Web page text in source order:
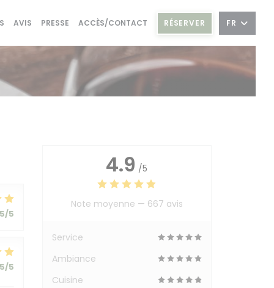
AVIS PRESSE ACCÈS/CONTACT RÉSERVER FR
/5
/5
4.9 /5
Note moyenne — 667 avis
Service
Ambiance
Cuisine